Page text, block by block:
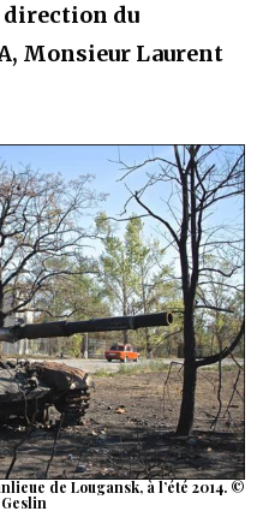
direction du
Monsieur Laurent
de Lougansk, à l’été 2014. ©